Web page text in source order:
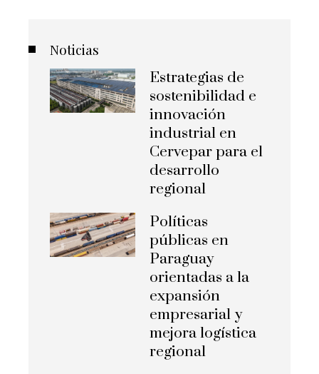
Noticias
Estrategias de
sostenibilidad e
innovación
industrial en
Cervepar para el
desarrollo
regional
Políticas
públicas en
Paraguay
orientadas a la
expansión
empresarial y
mejora logística
regional